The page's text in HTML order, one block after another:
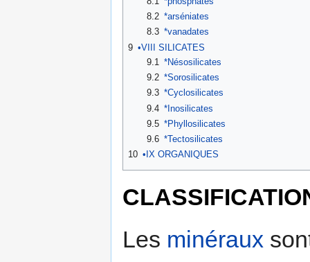
8.2 *arséniates
8.3 *vanadates
9 •VIII SILICATES
9.1 *Nésosilicates
9.2 *Sorosilicates
9.3 *Cyclosilicates
9.4 *Inosilicates
9.5 *Phyllosilicates
9.6 *Tectosilicates
10 •IX ORGANIQUES
Les minéraux